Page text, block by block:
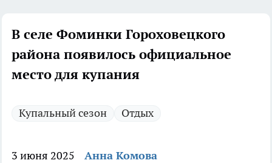
В селе Фоминки Гороховецкого
района появилось официальное
место для купания
Купальный сезон Отдых
3 июня 2025 Анна Комова